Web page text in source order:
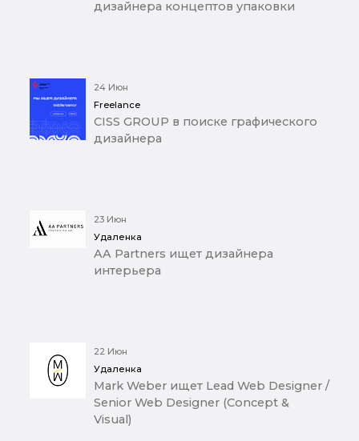
дизайнера концептов упаковки
24 Июн
Freelance
CISS GROUP в поиске графического
дизайнера
23 Июн
Удаленка
AA Partners ищет дизайнера
интерьера
22 Июн
Удаленка
Mark Weber ищет Lead Web Designer /
Senior Web Designer (Concept &
Visual)